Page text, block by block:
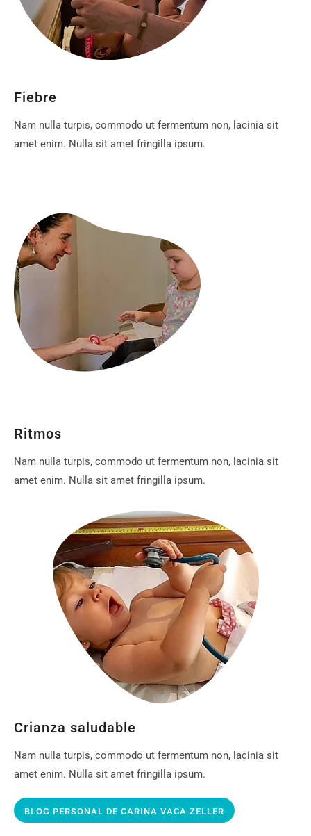
Fiebre
Nam nulla turpis, commodo ut fermentum non, lacinia sit
amet enim. Nulla sit amet fringilla ipsum.
Ritmos
Nam nulla turpis, commodo ut fermentum non, lacinia sit
amet enim. Nulla sit amet fringilla ipsum.
Crianza saludable
Nam nulla turpis, commodo ut fermentum non, lacinia sit
amet enim. Nulla sit amet fringilla ipsum.
BLOG PERSONAL DE CARINA VACA ZELLER